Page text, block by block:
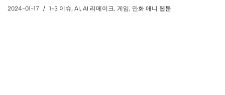
2024-01-17 1-3 이슈, AI, AI 리메이크, 게임, 만화 애니 웹툰